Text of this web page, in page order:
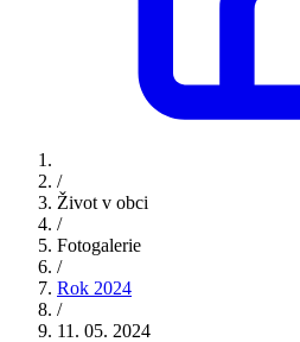
/
Život v obci
/
Fotogalerie
/
Rok 2024
/
11. 05. 2024